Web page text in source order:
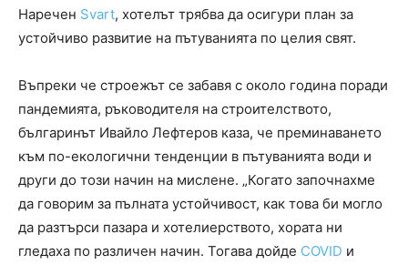
Наречен Svart, хотелът трябва да осигури план за
устойчиво развитие на пътуванията по целия свят.
Въпреки че строежът се забавя с около година поради
пандемията, ръководителя на строителството,
българинът Ивайло Лефтеров каза, че преминаването
към по-екологични тенденции в пътуванията води и
други до този начин на мислене. „Когато започнахме
да говорим за пълната устойчивост, как това би могло
да разтърси пазара и хотелиерството, хората ни
гледаха по различен начин. Тогава дойде COVID и